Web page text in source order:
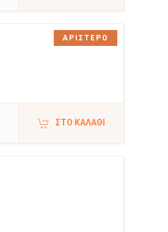
ΣΤΟ ΚΑΛΆΘΙ
ΑΡΙΣΤΕΡΟ